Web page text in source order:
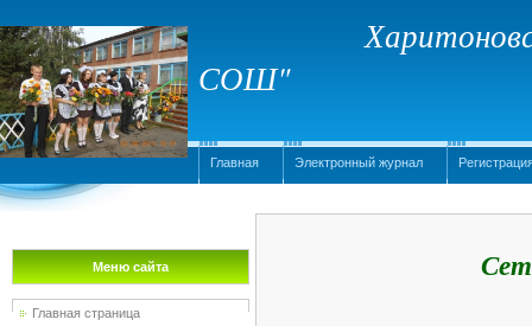
СОШ"
Главная Электронный журнал
Меню сайта
Главная страница